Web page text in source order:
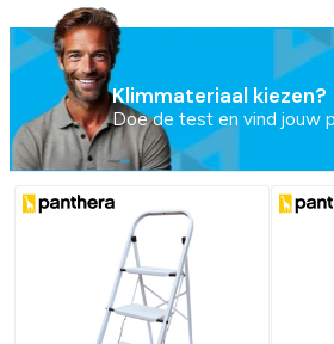
Klimmateriaal kiezen?
Doe de test en vind jouw